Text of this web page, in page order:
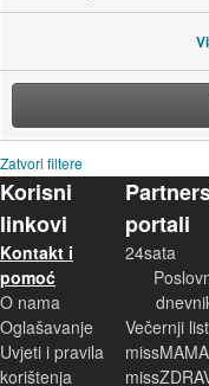
Zatvori filtere
Korisni
linkovi
Kontakt i
pomoć
O nama
Oglašavanje
Uvjeti i pravila
korištenja
portali
24sata
Večernji list
missMAMA